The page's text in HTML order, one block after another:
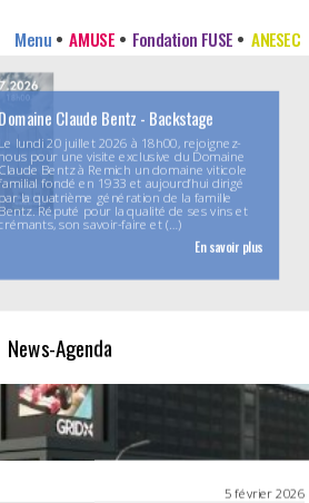
Menu AMUSE Fondation FUSE ANESEC
Domaine Claude Bentz - Backstage
Le lundi 20 juillet 2026 à 18h00, rejoignez-
nous pour une visite exclusive du Domaine
Claude Bentz à Remich un domaine viticole
fondé en 1933 et aujourd’hui dirigé
par la quatrième génération de la famille
Bentz. Réputé pour la qualité de ses vins et
son savoir-faire et (…)
En savoir plus
News-Agenda
5 février 2026